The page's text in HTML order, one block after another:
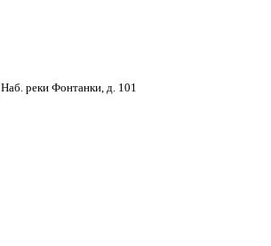
Наб. реки Фонтанки, д. 101